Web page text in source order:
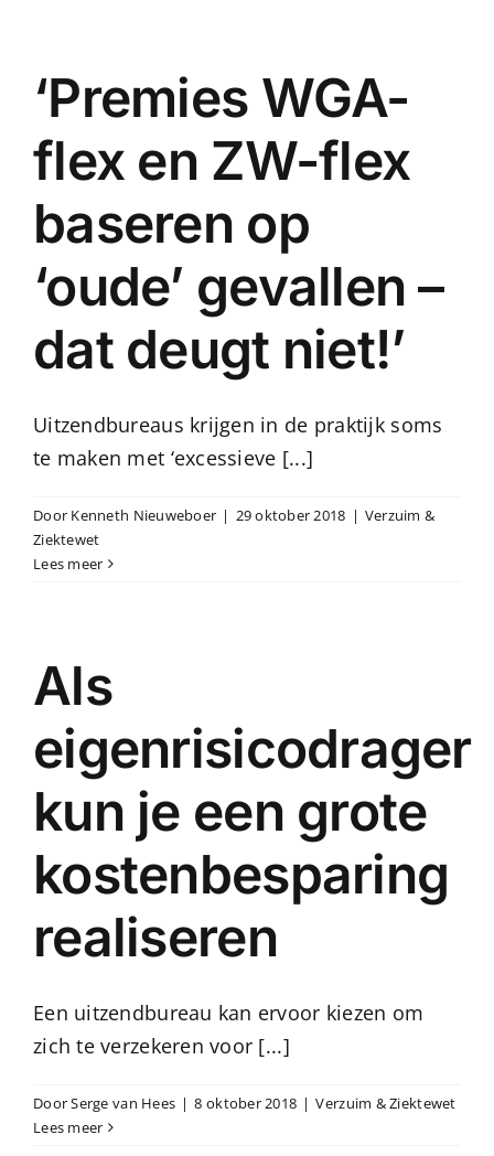
inhoud‘Premies WGA-
flex en ZW-flex
baseren op
‘oude’ gevallen –
dat deugt niet!’
Uitzendbureaus krijgen in de praktijk soms
te maken met ‘excessieve [...]
Door Kenneth Nieuweboer | 29 oktober 2018 | Verzuim &
Ziektewet
Lees meer
Als
eigenrisicodrager
kun je een grote
kostenbesparing
realiseren
Een uitzendbureau kan ervoor kiezen om
zich te verzekeren voor [...]
DoorSerge van Hees | 8 oktober 2018 | Verzuim & Ziektewet
Lees meer